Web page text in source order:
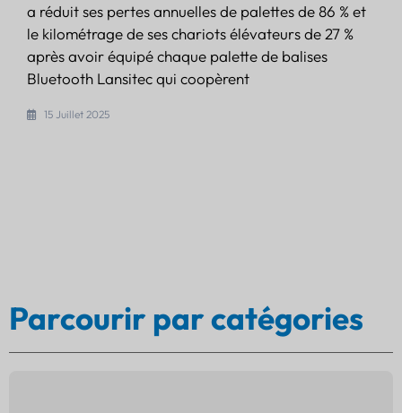
a réduit ses pertes annuelles de palettes de 86 % et
le kilométrage de ses chariots élévateurs de 27 %
après avoir équipé chaque palette de balises
Bluetooth Lansitec qui coopèrent
15 Juillet 2025
Parcourir par catégories